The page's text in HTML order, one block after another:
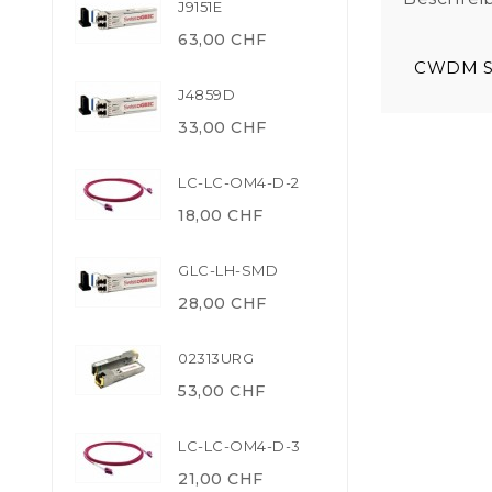
J9151E
63,00 CHF
J4859D
33,00 CHF
LC-LC-OM4-D-2
18,00 CHF
GLC-LH-SMD
28,00 CHF
02313URG
53,00 CHF
LC-LC-OM4-D-3
21,00 CHF
CWDM